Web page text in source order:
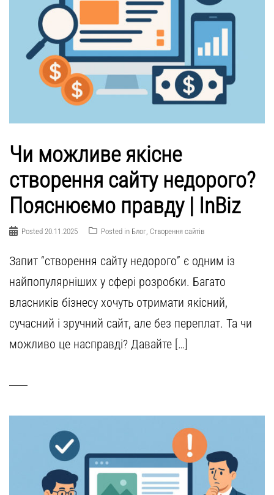
Чи можливе якісне
створення сайту недорого?
Пояснюємо правду | InBiz
Posted 20.11.2025 Posted in Блог Створення сайтів
Запит “створення сайту недорого” є одним із
найпопулярніших у сфері розробки. Багато
власників бізнесу хочуть отримати якісний,
сучасний і зручний сайт, але без переплат. Та чи
можливо це насправді? Давайте […]